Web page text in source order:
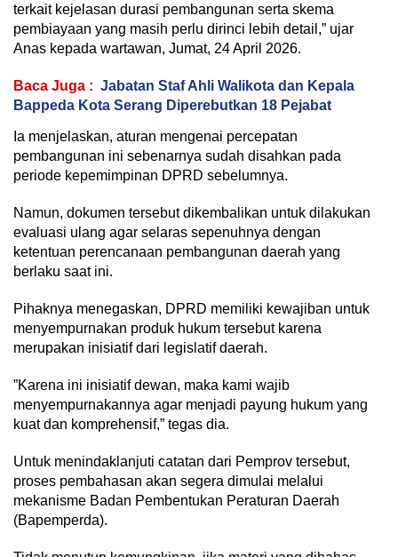
terkait kejelasan durasi pembangunan serta skema
pembiayaan yang masih perlu dirinci lebih detail,” ujar
Anas kepada wartawan, Jumat, 24 April 2026.
Baca Juga : Jabatan Staf Ahli Walikota dan Kepala
Bappeda Kota Serang Diperebutkan 18 Pejabat
‎Ia menjelaskan, aturan mengenai percepatan
pembangunan ini sebenarnya sudah disahkan pada
periode kepemimpinan DPRD sebelumnya.
‎Namun, dokumen tersebut dikembalikan untuk dilakukan
evaluasi ulang agar selaras sepenuhnya dengan
ketentuan perencanaan pembangunan daerah yang
berlaku saat ini.
‎Pihaknya menegaskan, DPRD memiliki kewajiban untuk
menyempurnakan produk hukum tersebut karena
merupakan inisiatif dari legislatif daerah.
‎”Karena ini inisiatif dewan, maka kami wajib
menyempurnakannya agar menjadi payung hukum yang
kuat dan komprehensif,” tegas dia.
‎Untuk menindaklanjuti catatan dari Pemprov tersebut,
proses pembahasan akan segera dimulai melalui
mekanisme Badan Pembentukan Peraturan Daerah
(Bapemperda).